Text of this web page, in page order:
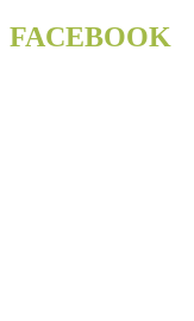
stříbrném
autě
FACEBOOK